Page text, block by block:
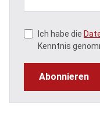
Ich habe die
Kenntnis
Abonnieren